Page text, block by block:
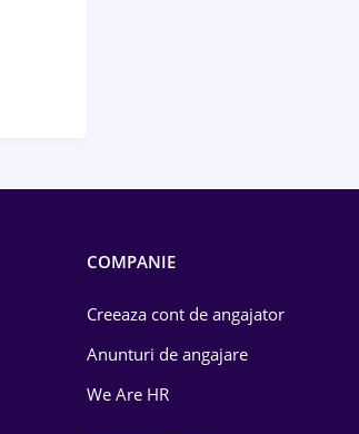
COMPANIE
Creeaza cont de angajator
Anunturi de angajare
We Are HR